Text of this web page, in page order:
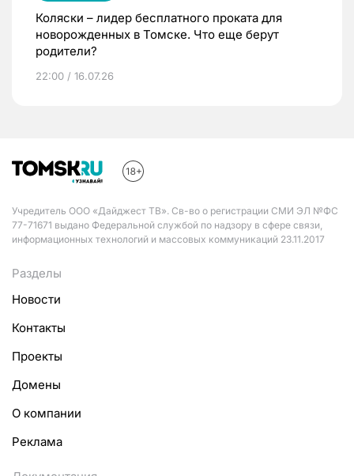
Коляски – лидер бесплатного проката для
новорожденных в Томске. Что еще берут
родители?
22:00 / 16.07.26
Учредитель ООО «Дайджест ТВ». Св-во о регистрации СМИ ЭЛ №ФС
77-71671 выдано Федеральной службой по надзору в сфере связи,
информационных технологий и массовых коммуникаций 23.11.2017
Разделы
Новости
Контакты
Проекты
Домены
О компании
Реклама